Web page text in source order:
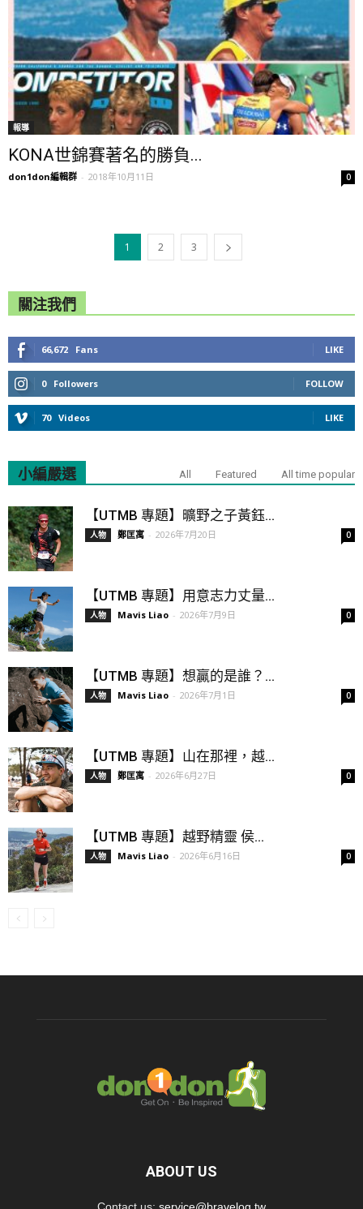
報導
KONA世錦賽著名的勝負...
don1don編輯群 - 2018年10月11日 0
1 2 3
關注我們
66,672 Fans LIKE
0 Followers FOLLOW
70 Videos LIKE
小編嚴選 All Featured All time popular
【UTMB 專題】曠野之子黃鈺...
人物 鄭匡寓 - 2026年7月20日 0
【UTMB 專題】用意志力丈量...
人物 Mavis Liao - 2026年7月9日 0
【UTMB 專題】想贏的是誰？...
人物 Mavis Liao - 2026年7月1日 0
【UTMB 專題】山在那裡，越...
人物 鄭匡寓 - 2026年6月27日 0
【UTMB 專題】越野精靈 侯...
人物 Mavis Liao - 2026年6月16日 0
ABOUT US